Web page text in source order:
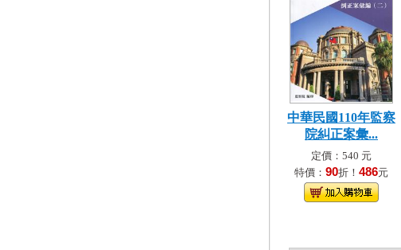
中華民國110年監察
院糾正案彙...
定價：540 元
特價： 90折！ 486元